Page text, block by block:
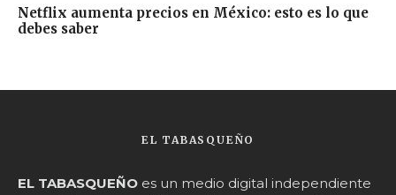
Netflix aumenta precios en México: esto es lo que
debes saber
EL TABASQUEÑO
EL TABASQUEÑO es un medio digital independiente